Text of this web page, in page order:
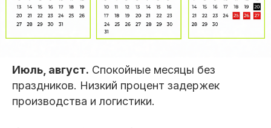
Июль, август. Спокойные месяцы без
праздников. Низкий процент задержек
производства и логистики.